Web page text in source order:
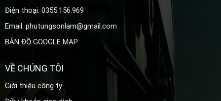
Điện thoại: 0355.156.969
Email: phutungsonlam@gmail.com
BẢN ĐỒ GOOGLE MAP
VỀ CHÚNG TÔI
Giới thiệu công ty